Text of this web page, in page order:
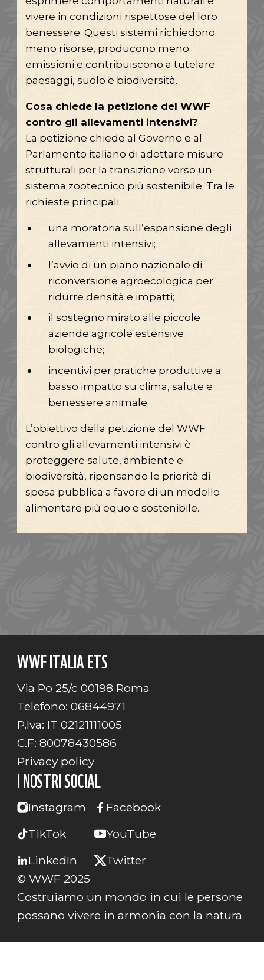
vivere in condizioni rispettose del loro
benessere. Questi sistemi richiedono
meno risorse, producono meno
emissioni e contribuiscono a tutelare
paesaggi, suolo e biodiversità.
Cosa chiede la petizione del WWF
contro gli allevamenti intensivi?
La petizione chiede al Governo e al
Parlamento italiano di adottare misure
strutturali per la transizione verso un
sistema zootecnico più sostenibile. Tra le
richieste principali:
una moratoria sull’espansione degli
allevamenti intensivi;
l’avvio di un piano nazionale di
riconversione agroecologica per
ridurre densità e impatti;
il sostegno mirato alle piccole
aziende agricole estensive
biologiche;
incentivi per pratiche produttive a
basso impatto su clima, salute e
benessere animale.
L’obiettivo della petizione del WWF
contro gli allevamenti intensivi è
proteggere salute, ambiente e
biodiversità, ripensando le priorità di
spesa pubblica a favore di un modello
alimentare più equo e sostenibile.
WWF ITALIA ETS
Via Po 25/c 00198 Roma
Telefono: 06844971
P.Iva: IT 02121111005
C.F: 80078430586
Privacy policy
I NOSTRI SOCIAL
Instagram
Facebook
TikTok
YouTube
LinkedIn
Twitter
© WWF 2025
Costruiamo un mondo in cui le persone
possano vivere in armonia con la natura